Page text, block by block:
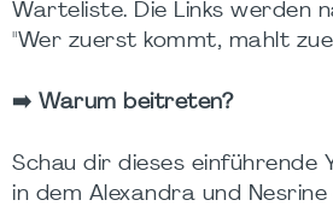
Warteliste. Die Links werden
"Wer zuerst kommt, mahlt
➡️ Warum beitreten?
Schau dir dieses einführende
in dem Alexandra und